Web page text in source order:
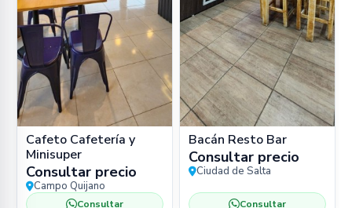
Cafeto Cafetería y
Minisuper
Consultar precio
Campo Quijano
Consultar
Bacán Resto Bar
Consultar precio
Ciudad de Salta
Consultar